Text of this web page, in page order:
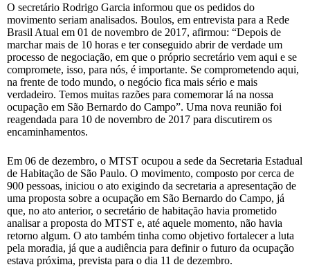
O secretário Rodrigo Garcia informou que os pedidos do
movimento seriam analisados. Boulos, em entrevista para a Rede
Brasil Atual em 01 de novembro de 2017, afirmou: “Depois de
marchar mais de 10 horas e ter conseguido abrir de verdade um
processo de negociação, em que o próprio secretário vem aqui e se
compromete, isso, para nós, é importante. Se comprometendo aqui,
na frente de todo mundo, o negócio fica mais sério e mais
verdadeiro. Temos muitas razões para comemorar lá na nossa
ocupação em São Bernardo do Campo”. Uma nova reunião foi
reagendada para 10 de novembro de 2017 para discutirem os
encaminhamentos.
Em 06 de dezembro, o MTST ocupou a sede da Secretaria Estadual
de Habitação de São Paulo. O movimento, composto por cerca de
900 pessoas, iniciou o ato exigindo da secretaria a apresentação de
uma proposta sobre a ocupação em São Bernardo do Campo, já
que, no ato anterior, o secretário de habitação havia prometido
analisar a proposta do MTST e, até aquele momento, não havia
retorno algum. O ato também tinha como objetivo fortalecer a luta
pela moradia, já que a audiência para definir o futuro da ocupação
estava próxima, prevista para o dia 11 de dezembro.